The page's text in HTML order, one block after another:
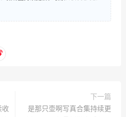
收
下一篇
是那只壶啊写真合集持续更